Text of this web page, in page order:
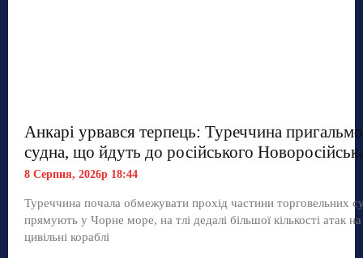
Анкарі урвався терпець: Туреччина
судна, що йдуть до російського
8 Серпня, 2026р 18:44
Туреччина почала обмежувати прохід частини торговельних
прямують у Чорне море, на тлі дедалі більшої кількості атак на
цивільні кораблі